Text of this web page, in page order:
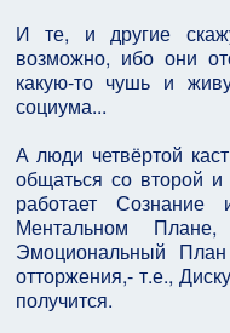
И те, и другие
возможно, ибо они
какую-то чушь и
социума...
А люди четвёртой
общаться со второй
работает
Ментальном
Эмоциональный
отторжения,- т.е.,
получится.